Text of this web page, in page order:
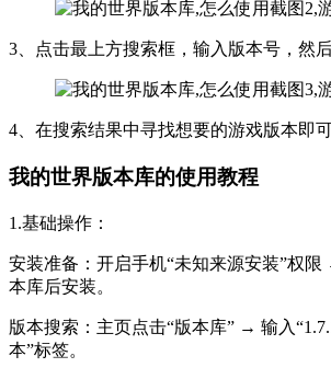
3、点击最上方搜索框，输入版本号，然后
4、在搜索结果中寻找想要的游戏版本即可
我的世界版本库的使用教程
1.基础操作：
安装准备：开启手机“未知来源安装”权
本库后安装。
版本搜索：主页点击“版本库” → 输入
本”标签。